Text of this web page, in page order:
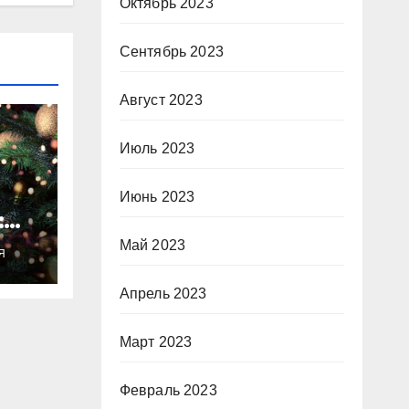
Октябрь 2023
Сентябрь 2023
Август 2023
Июль 2023
Июнь 2023
Май 2023
Апрель 2023
Март 2023
Февраль 2023